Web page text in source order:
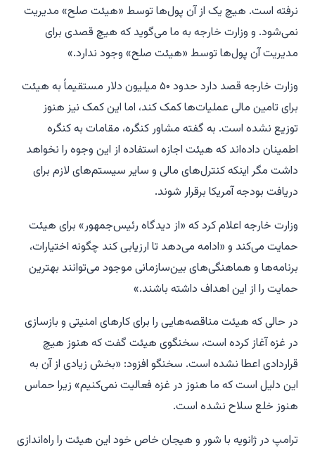
نرفته است. هیچ یک از آن پول‌ها توسط «هیئت صلح» مدیریت
نمی‌شود. و وزارت خارجه به ما می‌گوید که هیچ قصدی برای
مدیریت آن پول‌ها توسط «هیئت صلح» وجود ندارد.»
وزارت خارجه قصد دارد حدود ۵۰ میلیون دلار مستقیماً به هیئت
برای تامین مالی عملیات‌ها کمک کند، اما این کمک نیز هنوز
توزیع نشده است. به گفته مشاور کنگره، مقامات به کنگره
اطمینان داده‌اند که هیئت اجازه استفاده از این وجوه را نخواهد
داشت مگر اینکه کنترل‌های مالی و سایر سیستم‌های لازم برای
دریافت بودجه آمریکا برقرار شوند.
وزارت خارجه اعلام کرد که «از دیدگاه رئیس‌جمهور» برای هیئت
حمایت می‌کند و «ادامه می‌دهد تا ارزیابی کند چگونه اختیارات،
برنامه‌ها و هماهنگی‌های بین‌سازمانی موجود می‌توانند بهترین
حمایت را از این اهداف داشته باشند.»
در حالی که هیئت مناقصه‌هایی را برای کارهای امنیتی و بازسازی
در غزه آغاز کرده است، سخنگوی هیئت گفت که هنوز هیچ
قراردادی اعطا نشده است. سخنگو افزود: «بخش زیادی از آن به
این دلیل است که ما هنوز در غزه فعالیت نمی‌کنیم» زیرا حماس
هنوز خلع سلاح نشده است.
ترامپ در ژانویه با شور و هیجان خاص خود این هیئت را راه‌اندازی